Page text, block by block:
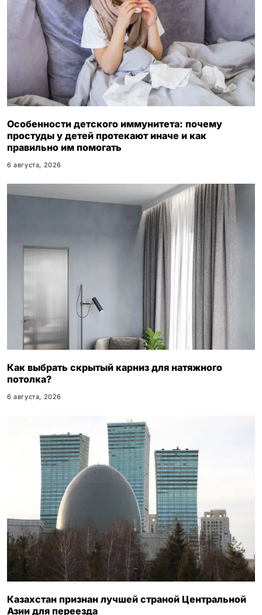
Особенности детского иммунитета: почему
простуды у детей протекают иначе и как
правильно им помогать
6 августа, 2026
Как выбрать скрытый карниз для натяжного
потолка?
6 августа, 2026
Казахстан признан лучшей страной Центральной
Азии для переезда